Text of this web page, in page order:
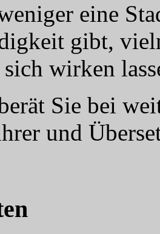
eine
gibt,
sich wirken
Sie bei
und